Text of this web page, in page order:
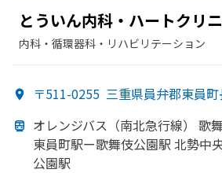
とういん内科・ハートクリ
内科・​循環器科・​リハビリテーション
〒511-0255 三重県員弁郡東員
オレンジバス （南北急行線） 歌
東員町駅ー歌舞伎公園駅 北勢中
公園駅